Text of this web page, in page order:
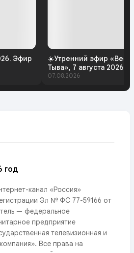
Эфир
☀️Утренний эфир
Тыва», 7 августа 2026
07.08.2026
год
канал «Россия»
Эл № ФС 77-59166 от
— федеральное
предприятие
телевизионная и
Все права на